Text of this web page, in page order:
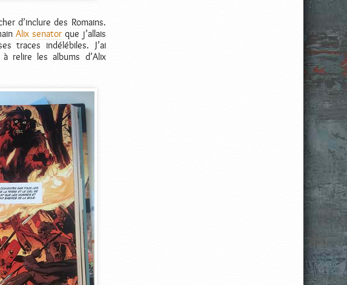
d’inclure des Romains.
Alix senator que j’allais
traces indélébiles. J’ai
relire les albums d’Alix